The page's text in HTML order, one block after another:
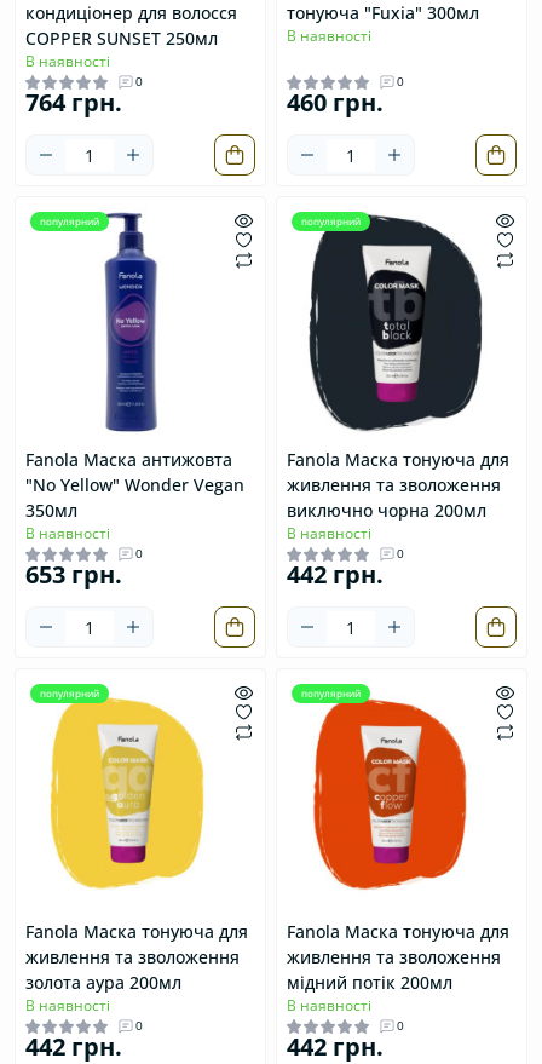
кондиціонер для волосся
COPPER SUNSET 250мл
В наявності
0
764 грн.
тонуюча "Fuxia" 300мл
В наявності
0
460 грн.
популярний
Fanola Маска антижовта
"No Yellow" Wonder Vegan
350мл
В наявності
0
653 грн.
популярний
Fanola Маска тонуюча для
живлення та зволоження
виключно чорна 200мл
В наявності
0
442 грн.
популярний
Fanola Маска тонуюча для
живлення та зволоження
золота аура 200мл
В наявності
0
442 грн.
популярний
Fanola Маска тонуюча для
живлення та зволоження
мідний потік 200мл
В наявності
0
442 грн.